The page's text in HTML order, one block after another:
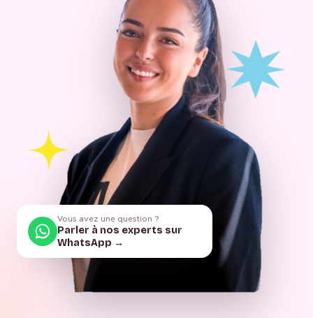
Vous avez une question ?
Parler à nos experts sur
WhatsApp →